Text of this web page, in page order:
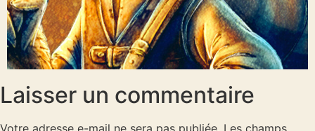
Laisser un commentaire
Votre adresse e-mail ne sera pas publiée. Les champs